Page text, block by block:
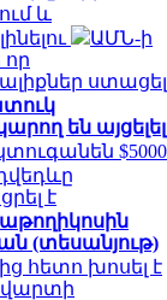
և
ԱՄՆ-ի
որ
ստացել
են այցելել
$5000
է
(տեսանյութ)
հետո խոսել է